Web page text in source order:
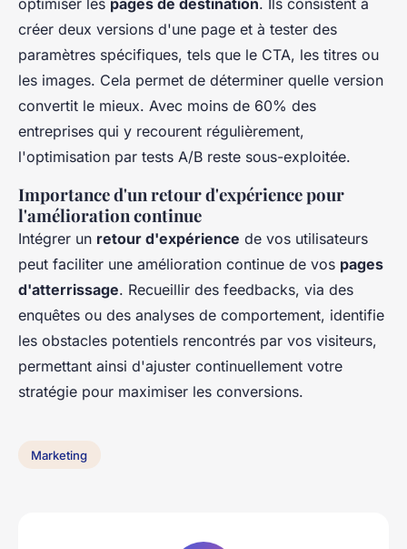
créer deux versions d'une page et à tester des
paramètres spécifiques, tels que le CTA, les titres ou
les images. Cela permet de déterminer quelle version
convertit le mieux. Avec moins de 60% des
entreprises qui y recourent régulièrement,
l'optimisation par tests A/B reste sous-exploitée.
Importance d'un retour d'expérience pour
l'amélioration continue
Intégrer un retour d'expérience de vos utilisateurs
peut faciliter une amélioration continue de vos pages
d'atterrissage. Recueillir des feedbacks, via des
enquêtes ou des analyses de comportement, identifie
les obstacles potentiels rencontrés par vos visiteurs,
permettant ainsi d'ajuster continuellement votre
stratégie pour maximiser les conversions.
Marketing